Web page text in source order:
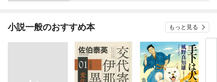
小説一般のおすすめ本 もっと見る